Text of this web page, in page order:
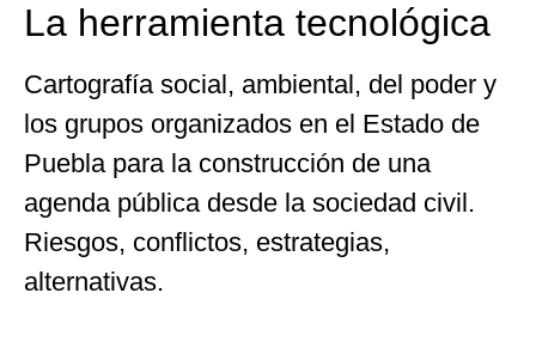
La herramienta tecnológica
Cartografía social, ambiental, del poder y
los grupos organizados en el Estado de
Puebla para la construcción de una
agenda pública desde la sociedad civil.
Riesgos, conflictos, estrategias,
alternativas.